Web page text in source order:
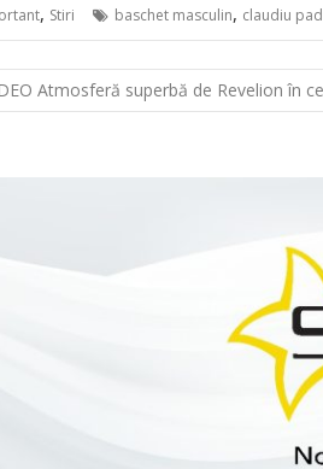
, Stiri baschet masculin, claudiu
Atmosferă superbă de Revelion în